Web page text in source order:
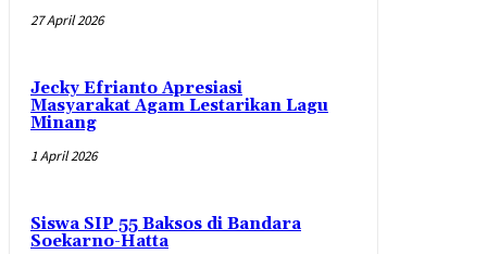
27 April 2026
Jecky Efrianto Apresiasi
Masyarakat Agam Lestarikan Lagu
Minang
1 April 2026
Siswa SIP 55 Baksos di Bandara
Soekarno-Hatta